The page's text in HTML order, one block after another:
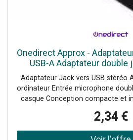
Onedirect Approx -
USB-A Adaptateur double
Adaptateur Jack vers USB stéréo
ordinateur Entrée microphone
casque Conception compacte et
deuxième source audio
2,34 €